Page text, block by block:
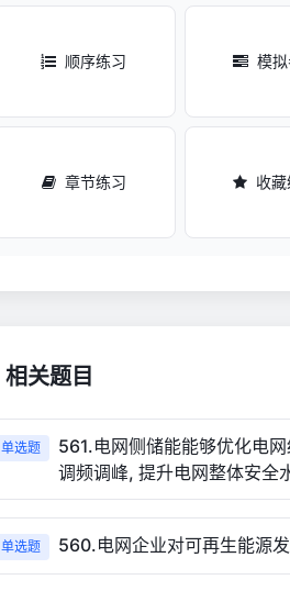
顺序练习 模
章节练习 收
相关题目
单选题
561.电网侧储能能够优化电
调频调峰, 提升电网整体安全
单选题 560.电网企业对可再生能源